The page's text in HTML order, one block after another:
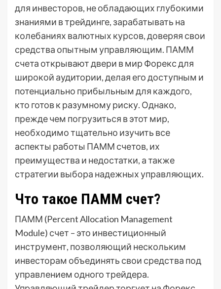
для инвесторов, не обладающих глубокими
знаниями в трейдинге, зарабатывать на
колебаниях валютных курсов, доверяя свои
средства опытным управляющим. ПАММ
счета открывают двери в мир Форекс для
широкой аудитории, делая его доступным и
потенциально прибыльным для каждого,
кто готов к разумному риску. Однако,
прежде чем погрузиться в этот мир,
необходимо тщательно изучить все
аспекты работы ПАММ счетов, их
преимущества и недостатки, а также
стратегии выбора надежных управляющих.
Что такое ПАММ счет?
ПАММ (Percent Allocation Management
Module) счет – это инвестиционный
инструмент, позволяющий нескольким
инвесторам объединять свои средства под
управлением одного трейдера.